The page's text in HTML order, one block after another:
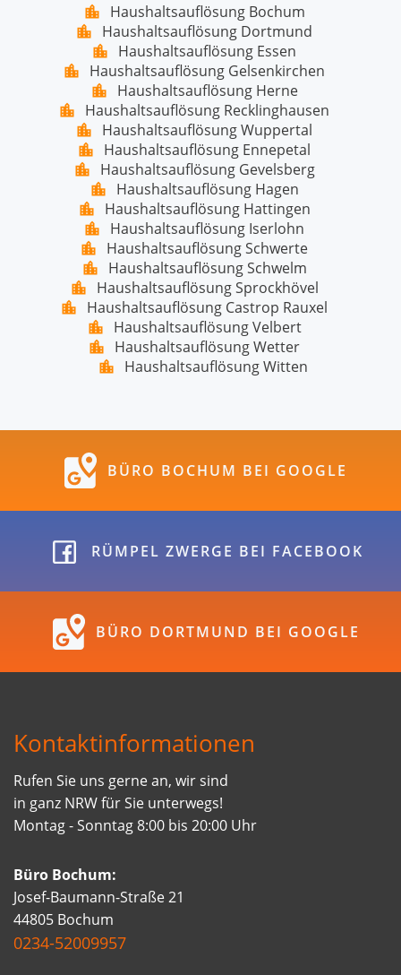
Haushaltsauflösung Bochum
Haushaltsauflösung Dortmund
Haushaltsauflösung Essen
Haushaltsauflösung Gelsenkirchen
Haushaltsauflösung Herne
Haushaltsauflösung Recklinghausen
Haushaltsauflösung Wuppertal
Haushaltsauflösung Ennepetal
Haushaltsauflösung Gevelsberg
Haushaltsauflösung Hagen
Haushaltsauflösung Hattingen
Haushaltsauflösung Iserlohn
Haushaltsauflösung Schwerte
Haushaltsauflösung Schwelm
Haushaltsauflösung Sprockhövel
Haushaltsauflösung Castrop Rauxel
Haushaltsauflösung Velbert
Haushaltsauflösung Wetter
Haushaltsauflösung Witten
BÜRO BOCHUM BEI GOOGLE
RÜMPEL ZWERGE BEI FACEBOOK
BÜRO DORTMUND BEI GOOGLE
Kontaktinformationen
Rufen Sie uns gerne an, wir sind
in ganz NRW für Sie unterwegs!
Montag - Sonntag 8:00 bis 20:00 Uhr
Büro Bochum:
Josef-Baumann-Straße 21
44805 Bochum
0234-52009957